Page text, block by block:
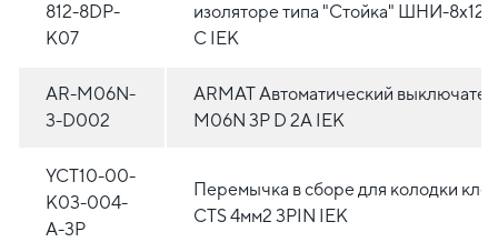
812-8DP-
K07
изоляторе типа "Стойка" ШНИ-
С IEK
AR-M06N-
3-D002
ARMAT Автоматический
M06N 3P D 2А IEK
YCT10-00-
K03-004-
A-3P
Перемычка в сборе для колодки
CTS 4мм2 3PIN IEK